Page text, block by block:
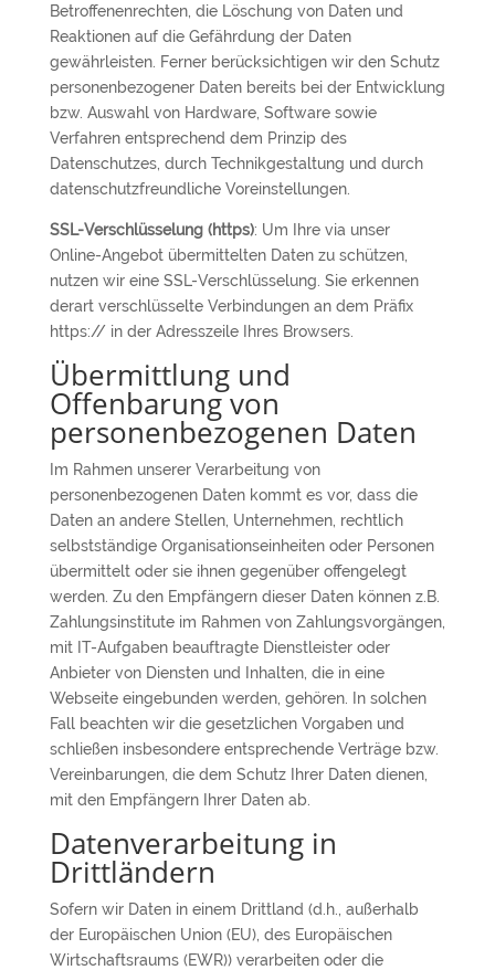
Betroffenenrechten, die Löschung von Daten und
Reaktionen auf die Gefährdung der Daten
gewährleisten. Ferner berücksichtigen wir den Schutz
personenbezogener Daten bereits bei der Entwicklung
bzw. Auswahl von Hardware, Software sowie
Verfahren entsprechend dem Prinzip des
Datenschutzes, durch Technikgestaltung und durch
datenschutzfreundliche Voreinstellungen.
SSL-Verschlüsselung (https): Um Ihre via unser
Online-Angebot übermittelten Daten zu schützen,
nutzen wir eine SSL-Verschlüsselung. Sie erkennen
derart verschlüsselte Verbindungen an dem Präfix
https:// in der Adresszeile Ihres Browsers.
Übermittlung und
Offenbarung von
personenbezogenen Daten
Im Rahmen unserer Verarbeitung von
personenbezogenen Daten kommt es vor, dass die
Daten an andere Stellen, Unternehmen, rechtlich
selbstständige Organisationseinheiten oder Personen
übermittelt oder sie ihnen gegenüber offengelegt
werden. Zu den Empfängern dieser Daten können z.B.
Zahlungsinstitute im Rahmen von Zahlungsvorgängen,
mit IT-Aufgaben beauftragte Dienstleister oder
Anbieter von Diensten und Inhalten, die in eine
Webseite eingebunden werden, gehören. In solchen
Fall beachten wir die gesetzlichen Vorgaben und
schließen insbesondere entsprechende Verträge bzw.
Vereinbarungen, die dem Schutz Ihrer Daten dienen,
mit den Empfängern Ihrer Daten ab.
Datenverarbeitung in
Drittländern
Sofern wir Daten in einem Drittland (d.h., außerhalb
der Europäischen Union (EU), des Europäischen
Wirtschaftsraums (EWR)) verarbeiten oder die